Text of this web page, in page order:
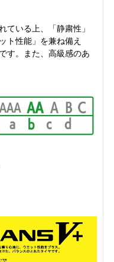
ている上、「静粛性」
ト性能」を兼ね備え
す。また、高級感のあ